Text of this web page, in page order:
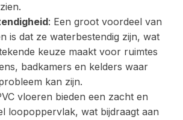
: Een groot voordeel van
is dat ze waterbestendig zijn, wat
keuze maakt voor ruimtes
badkamers en kelders waar
kan zijn.
vloeren bieden een zacht en
loopoppervlak, wat bijdraagt aan